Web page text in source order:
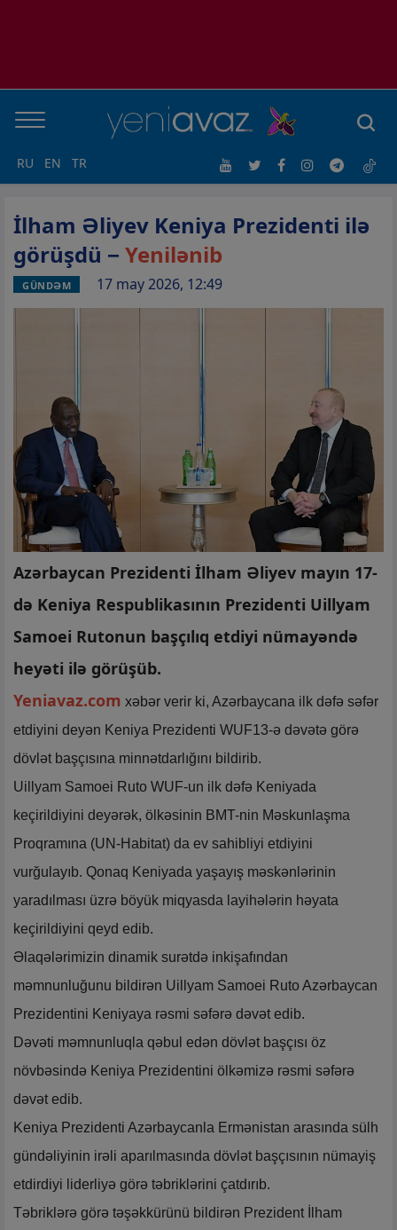
RU EN TR
İlham Əliyev Keniya Prezidenti ilə
görüşdü − Yenilənib
GÜNDƏM 17 may 2026, 12:49
Azərbaycan Prezidenti İlham Əliyev mayın 17-
də Keniya Respublikasının Prezidenti Uillyam
Samoei Rutonun başçılıq etdiyi nümayəndə
heyəti ilə görüşüb.
Yeniavaz.com xəbər verir ki, Azərbaycana ilk dəfə səfər
etdiyini deyən Keniya Prezidenti WUF13-ə dəvətə görə
dövlət başçısına minnətdarlığını bildirib.
Uillyam Samoei Ruto WUF-un ilk dəfə Keniyada
keçirildiyini deyərək, ölkəsinin BMT-nin Məskunlaşma
Proqramına (UN-Habitat) da ev sahibliyi etdiyini
vurğulayıb. Qonaq Keniyada yaşayış məskənlərinin
yaradılması üzrə böyük miqyasda layihələrin həyata
keçirildiyini qeyd edib.
Əlaqələrimizin dinamik surətdə inkişafından
məmnunluğunu bildirən Uillyam Samoei Ruto Azərbaycan
Prezidentini Keniyaya rəsmi səfərə dəvət edib.
Dəvəti məmnunluqla qəbul edən dövlət başçısı öz
növbəsində Keniya Prezidentini ölkəmizə rəsmi səfərə
dəvət edib.
Keniya Prezidenti Azərbaycanla Ermənistan arasında sülh
gündəliyinin irəli aparılmasında dövlət başçısının nümayiş
etdirdiyi liderliyə görə təbriklərini çatdırıb.
Təbriklərə görə təşəkkürünü bildirən Prezident İlham